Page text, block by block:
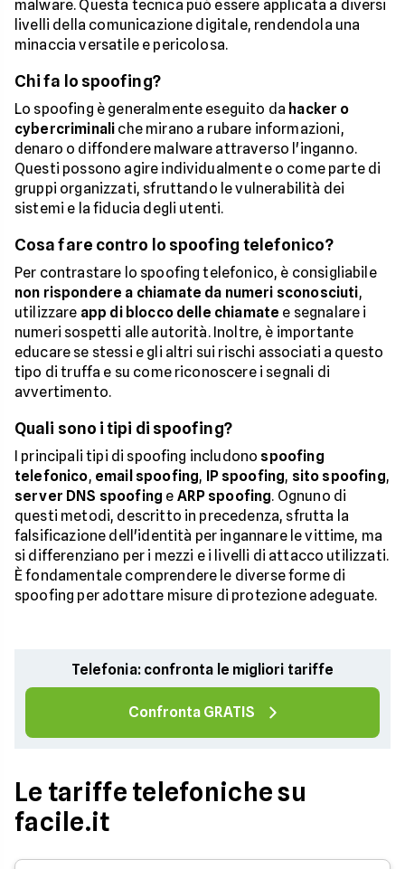
malware. Questa tecnica può essere applicata a diversi
livelli della comunicazione digitale, rendendola una
minaccia versatile e pericolosa.
Chi fa lo spoofing?
Lo spoofing è generalmente eseguito da hacker o
cybercriminali che mirano a rubare informazioni,
denaro o diffondere malware attraverso l'inganno.
Questi possono agire individualmente o come parte di
gruppi organizzati, sfruttando le vulnerabilità dei
sistemi e la fiducia degli utenti.
Cosa fare contro lo spoofing telefonico?
Per contrastare lo spoofing telefonico, è consigliabile
non rispondere a chiamate da numeri sconosciuti,
utilizzare app di blocco delle chiamate e segnalare i
numeri sospetti alle autorità. Inoltre, è importante
educare se stessi e gli altri sui rischi associati a questo
tipo di truffa e su come riconoscere i segnali di
avvertimento.
Quali sono i tipi di spoofing?
I principali tipi di spoofing includono spoofing
telefonico, email spoofing, IP spoofing, sito spoofing,
server DNS spoofing e ARP spoofing. Ognuno di
questi metodi, descritto in precedenza, sfrutta la
falsificazione dell'identità per ingannare le vittime, ma
si differenziano per i mezzi e i livelli di attacco utilizzati.
È fondamentale comprendere le diverse forme di
spoofing per adottare misure di protezione adeguate.
Telefonia: confronta le migliori tariffe
Confronta GRATIS
Le tariffe telefoniche su
facile.it